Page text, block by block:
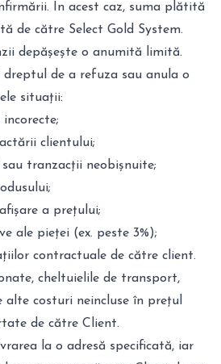
În acest caz, suma plătită
de către Select Gold System.
depășește o anumită limită.
dreptul de a refuza sau anula o
situații:
clientului;
tranzacții neobișnuite;
a prețului;
ale pieței (ex. peste 3%);
contractuale de către client.
cheltuielile de transport,
alte costuri neincluse în prețul
de către Client.
la o adresă specificată, iar